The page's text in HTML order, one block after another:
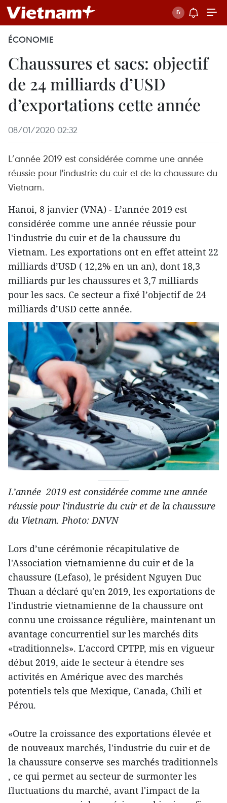
ÉCONOMIE
Chaussures et sacs: objectif
de 24 milliards d’USD
d’exportations cette année
08/01/2020 02:32
L’année 2019 est considérée comme une année
réussie pour l'industrie du cuir et de la chaussure du
Vietnam.
Hanoi, 8 janvier (VNA) - L’année 2019 est
considérée comme une année réussie pour
l'industrie du cuir et de la chaussure du
Vietnam. Les exportations ont en effet atteint 22
milliards d’USD ( 12,2% en un an), dont 18,3
milliards pur les chaussures et 3,7 milliards
pour les sacs. Ce secteur a fixé l’objectif de 24
milliards d’USD cette année.
L’année 2019 est considérée comme une année
réussie pour l'industrie du cuir et de la chaussure
du Vietnam. Photo: DNVN
Lors d’une cérémonie récapitulative de
l'Association vietnamienne du cuir et de la
chaussure (Lefaso), le président Nguyen Duc
Thuan a déclaré qu'en 2019, les exportations de
l'industrie vietnamienne de la chaussure ont
connu une croissance régulière, maintenant un
avantage concurrentiel sur les marchés dits
«traditionnels». L'accord CPTPP, mis en vigueur
début 2019, aide le secteur à étendre ses
activités en Amérique avec des marchés
potentiels tels que Mexique, Canada, Chili et
Pérou.
«Outre la croissance des exportations élevée et
de nouveaux marchés, l'industrie du cuir et de
la chaussure conserve ses marchés traditionnels
, ce qui permet au secteur de surmonter les
fluctuations du marché, avant l'impact de la